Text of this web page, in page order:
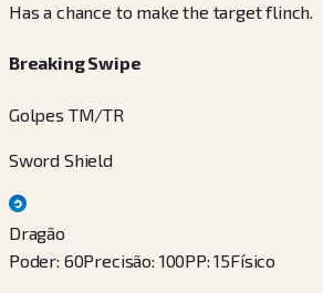
Has a chance to make the target flinch.
Breaking Swipe
Golpes TM/TR
Sword Shield
Dragão
Poder: 60Precisão: 100PP:15Físico